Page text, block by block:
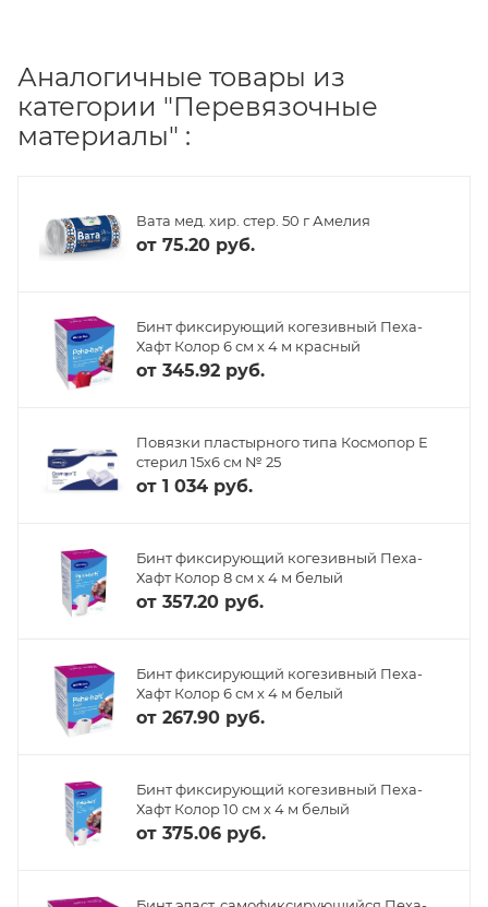
Аналогичные товары из
категории "Перевязочные
материалы" :
Вата мед. хир. стер. 50 г Амелия
от 75.20 руб.
Бинт фиксирующий когезивный Пеха-
Хафт Колор 6 см х 4 м красный
от 345.92 руб.
Повязки пластырного типа Космопор Е
стерил 15х6 см № 25
от 1 034 руб.
Бинт фиксирующий когезивный Пеха-
Хафт Колор 8 см х 4 м белый
от 357.20 руб.
Бинт фиксирующий когезивный Пеха-
Хафт Колор 6 см х 4 м белый
от 267.90 руб.
Бинт фиксирующий когезивный Пеха-
Хафт Колор 10 см х 4 м белый
от 375.06 руб.